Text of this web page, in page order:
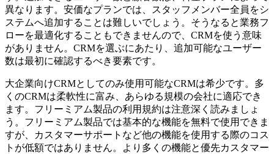
異なります。安価なプランでは、スタッフメンバー全員をシ
ステムへ追加することは難しいでしょう。そうなると業務フ
ローを最適化することもできませんので、CRMを使う意味
がありません。CRMを選ぶにあたり、追加可能なユーザー
数は最初に確認するべき要素です。
大企業向けCRMとしてのみ使用可能なCRMは希少です。多
くのCRMは柔軟性に富み、あらゆる規模の会社に適応でき
ます。フリーミアム製品の利用規約は注意深く読みましょ
う。フリーミアム製品では基本的な機能を無料で使用できま
すが、カスタマーサポートなど他の機能を使用する際のコス
トが低額ではありません。より多くの機能と優先カスタマー